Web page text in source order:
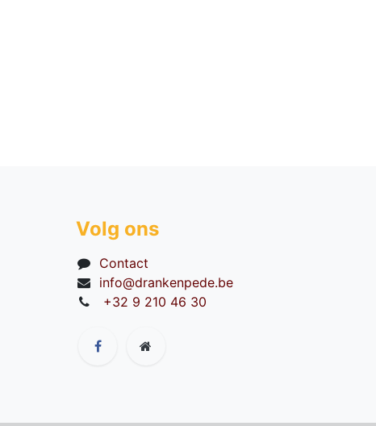
Volg ons
Contact
info@drankenpede.be
+32 9 210 46 30